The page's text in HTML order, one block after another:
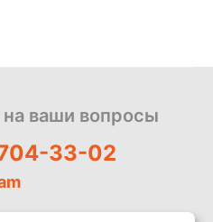
ваши вопросы
33-02